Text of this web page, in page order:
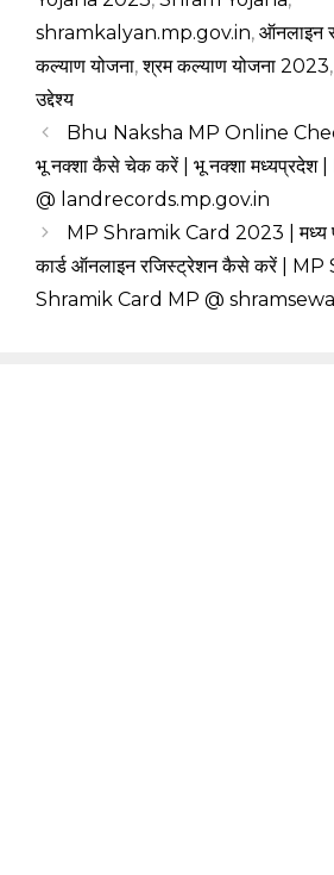
shramkalyan.mp.gov.in, ऑनलाइन
कल्याण योजना,श्रम कल्याण योजना 2023
उद्देश्य
Bhu Naksha MP Online
भू नक्शा कैसे चेक करें | भू नक्शा
@ landrecords.mp.gov.in
MP Shramik Card 2023 | मध्य
कार्ड ऑनलाइन रजिस्ट्रेशन कैसे करें | MP
Shramik Card MP @